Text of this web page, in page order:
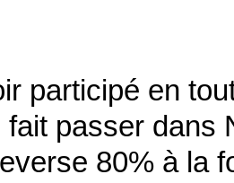
participé en
fait passer dans
80% à la